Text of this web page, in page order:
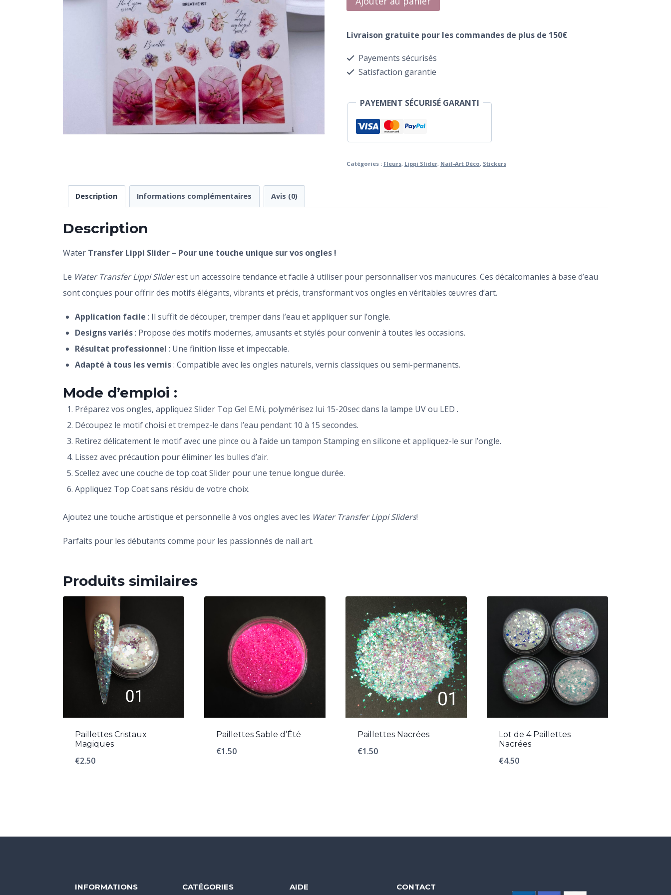
de
Water
197
Breathe
Livraison gratuite pour les commandes de plus de 150€
Payements sécurisés
Satisfaction garantie
PAYEMENT SÉCURISÉ GARANTI
Catégories : Fleurs, Lippi Slider, Nail-Art Déco, Stickers
Description Informations complémentaires Avis (0)
Description
Water Transfer Lippi Slider – Pour une touche unique sur vos ongles !
Le Water Transfer Lippi Sliderest un accessoire tendance et facile à utiliser pour personnaliser vos manucures. Ces décalcomanies à base d’eau
sont conçues pour offrir des motifs élégants, vibrants et précis, transformant vos ongles en véritables œuvres d’art.
Application facile : Il suffit de découper, tremper dans l’eau et appliquer sur l’ongle.
Designs variés: Propose des motifs modernes, amusants et stylés pour convenir à toutes les occasions.
Résultat professionnel : Une finition lisse et impeccable.
Adapté à tous les vernis: Compatible avec les ongles naturels, vernis classiques ou semi-permanents.
Mode d’emploi :
Préparez vos ongles, appliquez Slider Top Gel E.Mi, polymérisez lui 15-20sec dans la lampe UV ou LED .
Découpez le motif choisi et trempez-le dans l’eau pendant 10 à 15 secondes.
Retirez délicatement le motif avec une pince ou à l’aide un tampon Stamping en silicone et appliquez-le sur l’ongle.
Lissez avec précaution pour éliminer les bulles d’air.
Scellez avec une couche de top coat Slider pour une tenue longue durée.
Appliquez Top Coat sans résidu de votre choix.
Ajoutez une touche artistique et personnelle à vos ongles avec les Water Transfer Lippi Sliders!
Parfaits pour les débutants comme pour les passionnés de nail art.
Produits similaires
Paillettes Cristaux
Magiques
€2.50
Paillettes Sable d’Été
€1.50
Paillettes Nacrées
€1.50
Lot de 4 Paillettes
Nacrées
€4.50
INFORMATIONS CATÉGORIES AIDE CONTACT